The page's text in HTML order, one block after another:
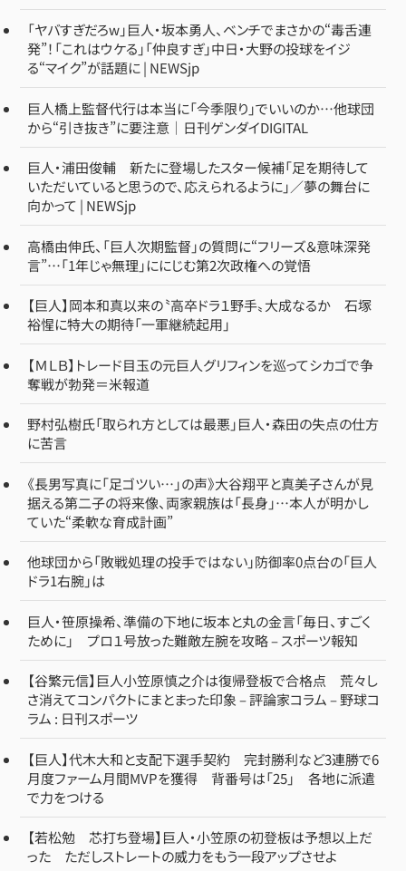
「ヤバすぎだろw」巨人・坂本勇人、ベンチでまさかの“毒舌連
発”！「これはウケる」「仲良すぎ」中日・大野の投球をイジ
る“マイク”が話題に | NEWSjp
巨人橋上監督代行は本当に「今季限り」でいいのか…他球団
から“引き抜き”に要注意｜日刊ゲンダイDIGITAL
巨人・浦田俊輔 新たに登場したスター候補「足を期待して
いただいていると思うので、応えられるように」／夢の舞台に
向かって | NEWSjp
高橋由伸氏、「巨人次期監督」の質問に“フリーズ＆意味深発
言”…「1年じゃ無理」ににじむ第2次政権への覚悟
【巨人】岡本和真以来の〝高卒ドラ１野手〟大成なるか 石塚
裕惺に特大の期待「一軍継続起用」
【ＭＬＢ】トレード目玉の元巨人グリフィンを巡ってシカゴで争
奪戦が勃発＝米報道
野村弘樹氏「取られ方としては最悪」巨人・森田の失点の仕方
に苦言
《長男写真に「足ゴツい…」の声》大谷翔平と真美子さんが見
据える第二子の将来像、両家親族は「長身」…本人が明かし
ていた“柔軟な育成計画”
他球団から「敗戦処理の投手ではない」防御率0点台の「巨人
ドラ1右腕」は
巨人・笹原操希、準備の下地に坂本と丸の金言「毎日、すごく
ために」 プロ１号放った難敵左腕を攻略 – スポーツ報知
【谷繁元信】巨人小笠原慎之介は復帰登板で合格点 荒々し
さ消えてコンパクトにまとまった印象 – 評論家コラム – 野球コ
ラム : 日刊スポーツ
【巨人】代木大和と支配下選手契約 完封勝利など3連勝で6
月度ファーム月間MVPを獲得 背番号は「25」 各地に派遣
で力をつける
【若松勉 芯打ち登場】巨人・小笠原の初登板は予想以上だ
った ただしストレートの威力をもう一段アップさせよ